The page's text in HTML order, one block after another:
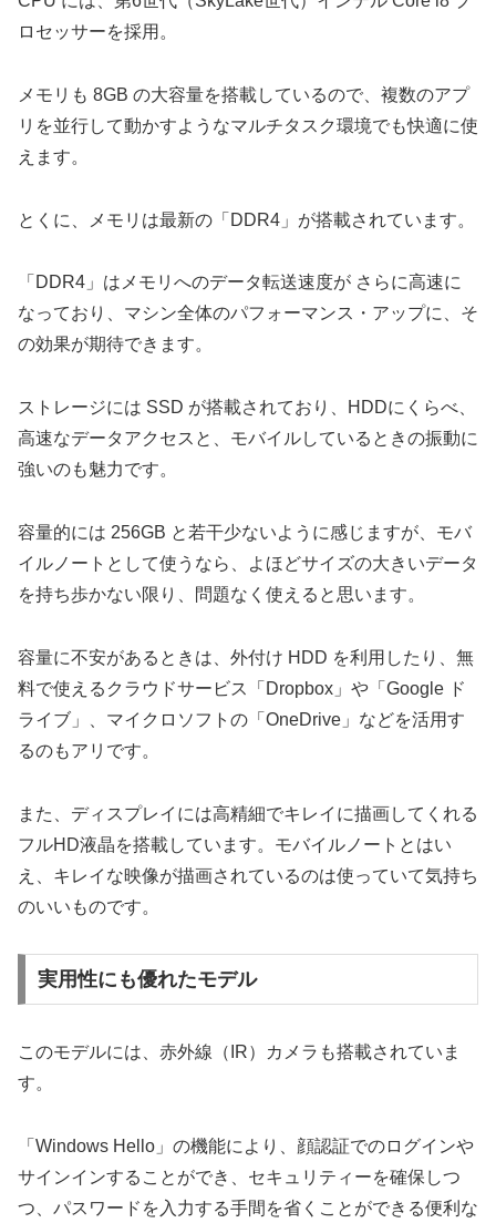
ロセッサーを採用。
メモリも 8GB の大容量を搭載しているので、複数のアプ
リを並行して動かすようなマルチタスク環境でも快適に使
えます。
とくに、メモリは最新の「DDR4」が搭載されています。
「DDR4」はメモリへのデータ転送速度が さらに高速に
なっており、マシン全体のパフォーマンス・アップに、そ
の効果が期待できます。
ストレージには SSD が搭載されており、HDDにくらべ、
高速なデータアクセスと、モバイルしているときの振動に
強いのも魅力です。
容量的には 256GB と若干少ないように感じますが、モバ
イルノートとして使うなら、よほどサイズの大きいデータ
を持ち歩かない限り、問題なく使えると思います。
容量に不安があるときは、外付け HDD を利用したり、無
料で使えるクラウドサービス「Dropbox」や「Google ド
ライブ」、マイクロソフトの「OneDrive」などを活用す
るのもアリです。
また、ディスプレイには高精細でキレイに描画してくれる
フルHD液晶を搭載しています。モバイルノートとはい
え、キレイな映像が描画されているのは使っていて気持ち
のいいものです。
実用性にも優れたモデル
このモデルには、赤外線（IR）カメラも搭載されていま
す。
「Windows Hello」の機能により、顔認証でのログインや
サインインすることができ、セキュリティーを確保しつ
つ、パスワードを入力する手間を省くことができる便利な